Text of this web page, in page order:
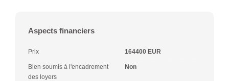
Aspects financiers
Prix 164400 EUR
Bien soumis à l'encadrement
des loyers
Non